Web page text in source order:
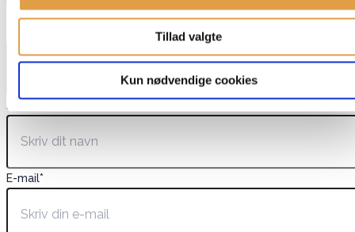
Tillad valgte
Kun nødvendige cookies
Dette felt er skjult, når du får vist formularen
Navn
E-mail*